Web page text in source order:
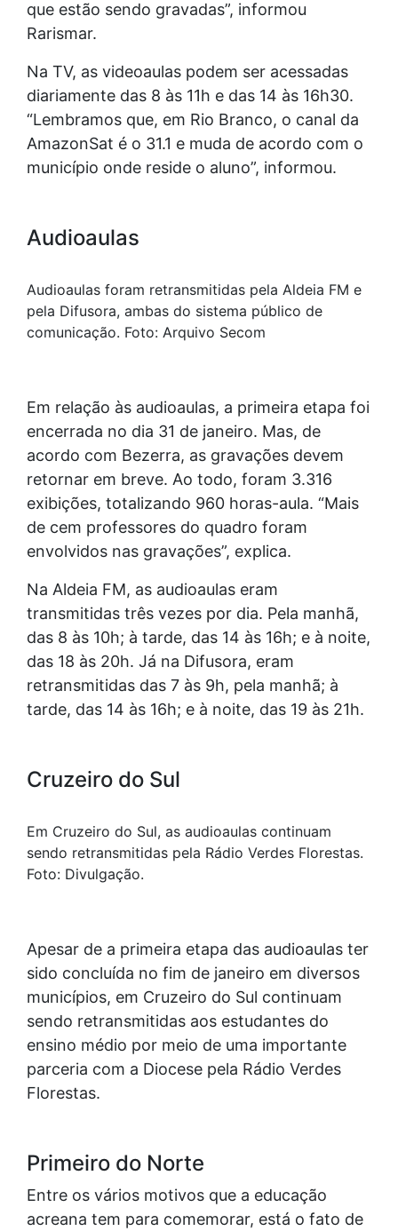
que estão sendo gravadas”, informou
Rarismar.
Na TV, as videoaulas podem ser acessadas
diariamente das 8 às 11h e das 14 às 16h30.
“Lembramos que, em Rio Branco, o canal da
AmazonSat é o 31.1 e muda de acordo com o
município onde reside o aluno”, informou.
Audioaulas
Audioaulas foram retransmitidas pela Aldeia FM e
pela Difusora, ambas do sistema público de
comunicação. Foto: Arquivo Secom
Em relação às audioaulas, a primeira etapa foi
encerrada no dia 31 de janeiro. Mas, de
acordo com Bezerra, as gravações devem
retornar em breve. Ao todo, foram 3.316
exibições, totalizando 960 horas-aula. “Mais
de cem professores do quadro foram
envolvidos nas gravações”, explica.
Na Aldeia FM, as audioaulas eram
transmitidas três vezes por dia. Pela manhã,
das 8 às 10h; à tarde, das 14 às 16h; e à noite,
das 18 às 20h. Já na Difusora, eram
retransmitidas das 7 às 9h, pela manhã; à
tarde, das 14 às 16h; e à noite, das 19 às 21h.
Cruzeiro do Sul
Em Cruzeiro do Sul, as audioaulas continuam
sendo retransmitidas pela Rádio Verdes Florestas.
Foto: Divulgação.
Apesar de a primeira etapa das audioaulas ter
sido concluída no fim de janeiro em diversos
municípios, em Cruzeiro do Sul continuam
sendo retransmitidas aos estudantes do
ensino médio por meio de uma importante
parceria com a Diocese pela Rádio Verdes
Florestas.
Primeiro do Norte
Entre os vários motivos que a educação
acreana tem para comemorar, está o fato de